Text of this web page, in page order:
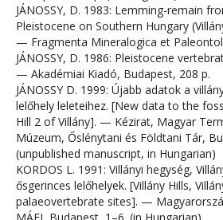
JÁNOSSY, D. 1983: Lemming-remain
Pleistocene on Southern Hungary
— Fragmenta Mineralogica et
JÁNOSSY, D. 1986: Pleistocene
— Akadémiai Kiadó, Budapest, 208 p.
JÁNOSSY D. 1999: Újabb adatok a
lelőhely leleteihez. [New data to the
Hill 2 of Villány]. — Kézirat, Magyar
Múzeum, Őslénytani és Földtani Tár,
(unpublished manuscript, in Hungarian)
KORDOS L. 1991: Villányi hegység,
ősgerinces lelőhelyek. [Villány Hills,
palaeovertebrate sites]. —
MÁFI, Budapest, 1–6. (in Hungarian)